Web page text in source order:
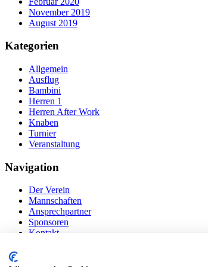
November 2019
August 2019
Kategorien
Allgemein
Ausflug
Bambini
Herren 1
Herren After Work
Knaben
Turnier
Veranstaltung
Navigation
Der Verein
Mannschaften
Ansprechpartner
Sponsoren
Kontakt
Copyright 2020 - Tennisclub Frauenstetten e.V.